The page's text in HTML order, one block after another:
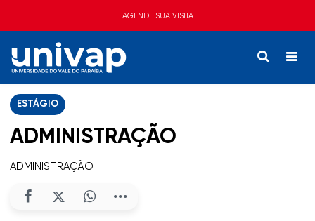
AGENDE SUA VISITA
ESTÁGIO
ADMINISTRAÇÃO
ADMINISTRAÇÃO